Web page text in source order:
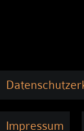
Impressum